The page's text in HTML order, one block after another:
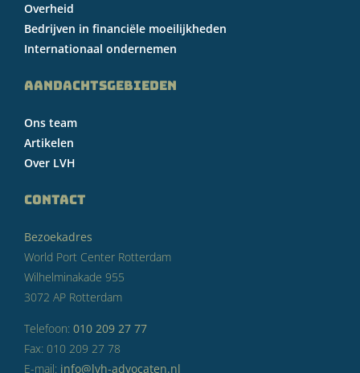
Overheid
Bedrijven in financiële moeilijkheden
Internationaal ondernemen
AANDACHTSGEBIEDEN
Ons team
Artikelen
Over LVH
CONTACT
Bezoekadres
World Port Center Rotterdam
Wilhelminakade 955
3072 AP Rotterdam
Telefoon: 010 209 27 77
Fax: 010 209 27 78
E-mail: info@lvh-advocaten.nl